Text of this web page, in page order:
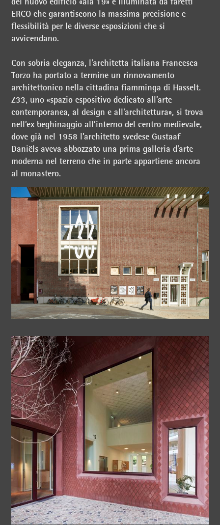
ERCO che garantiscono la massima precisione e
flessibilità per le diverse esposizioni che si
avvicendano.
Con sobria eleganza, l’architetta italiana Francesca
Torzo ha portato a termine un rinnovamento
architettonico nella cittadina fiamminga di Hasselt.
Z33, uno «spazio espositivo dedicato all’arte
contemporanea, al design e all’architettura», si trova
nell’ex beghinaggio all’interno del centro medievale,
dove già nel 1958 l’architetto svedese Gustaaf
Daniëls aveva abbozzato una prima galleria d’arte
moderna nel terreno che in parte appartiene ancora
al monastero.